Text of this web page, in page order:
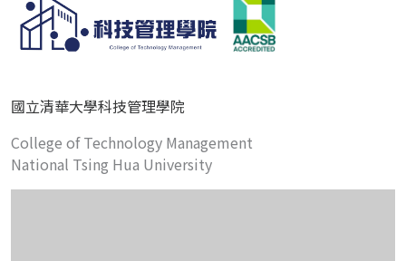
國立清華大學科技管理學院
College of Technology Management
National Tsing Hua University